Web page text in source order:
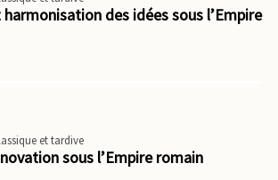
des idées sous l’Empire
et tardive
sous l’Empire romain